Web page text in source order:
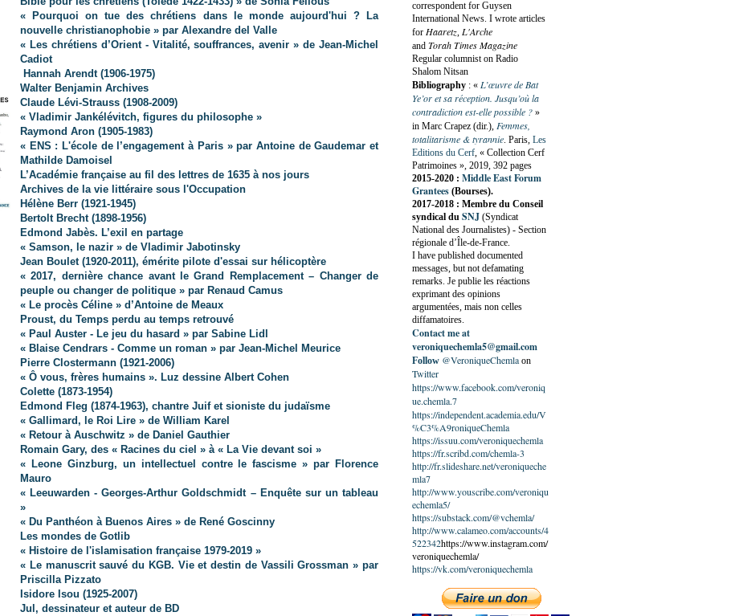
« Pourquoi on tue des chrétiens dans le monde aujourd'hui ? La
nouvelle christianophobie » par Alexandre del Valle
« Les chrétiens d’Orient - Vitalité, souffrances, avenir » de Jean-Michel
Cadiot
Hannah Arendt (1906-1975)
Walter Benjamin Archives
Claude Lévi-Strauss (1908-2009)
« Vladimir Jankélévitch, figures du philosophe »
Raymond Aron (1905-1983)
« ENS : L'école de l’engagement à Paris » par Antoine de Gaudemar et
Mathilde Damoisel
L’Académie française au fil des lettres de 1635 à nos jours
Archives de la vie littéraire sous l'Occupation
Hélène Berr (1921-1945)
Bertolt Brecht (1898-1956)
Edmond Jabès. L’exil en partage
« Samson, le nazir » de Vladimir Jabotinsky
Jean Boulet (1920-2011), émérite pilote d'essai sur hélicoptère
« 2017, dernière chance avant le Grand Remplacement – Changer de
peuple ou changer de politique » par Renaud Camus
« Le procès Céline » d’Antoine de Meaux
Proust, du Temps perdu au temps retrouvé
« Paul Auster - Le jeu du hasard » par Sabine Lidl
« Blaise Cendrars - Comme un roman » par Jean-Michel Meurice
Pierre Clostermann (1921-2006)
« Ô vous, frères humains ». Luz dessine Albert Cohen
Colette (1873-1954)
Edmond Fleg (1874-1963), chantre Juif et sioniste du judaïsme
« Gallimard, le Roi Lire » de William Karel
« Retour à Auschwitz » de Daniel Gauthier
Romain Gary, des « Racines du ciel » à « La Vie devant soi »
« Leone Ginzburg, un intellectuel contre le fascisme » par Florence
Mauro
« Leeuwarden - Georges-Arthur Goldschmidt – Enquête sur un tableau
»
« Du Panthéon à Buenos Aires » de René Goscinny
Les mondes de Gotlib
« Histoire de l'islamisation française 1979-2019 »
« Le manuscrit sauvé du KGB. Vie et destin de Vassili Grossman » par
Priscilla Pizzato
Isidore Isou (1925-2007)
Jul, dessinateur et auteur de BD
correspondent for Guysen
International News. I wrote articles
for Haaretz, L'Arche
and Torah Times Magazine
Regular columnist on Radio
Shalom Nitsan
Bibliography : « L’œuvre de Bat
Ye’or et sa réception. Jusqu’où la
contradiction est-elle possible ? »
in Marc Crapez (dir.), Femmes,
totalitarisme & tyrannie. Paris, Les
Editions du Cerf, « Collection Cerf
Patrimoines », 2019, 392 pages
2015-2020 : Middle East Forum
Grantees (Bourses).
2017-2018 : Membre du Conseil
syndical du SNJ (Syndicat
National des Journalistes) - Section
régionale d’Île-de-France.
I have published documented
messages, but not defamating
remarks. Je publie les réactions
exprimant des opinions
argumentées, mais non celles
diffamatoires.
Contact me at
veroniquechemla5@gmail.com
Follow @VeroniqueChemlaon
Twitter
https://www.facebook.com/veroniq
ue.chemla.7
https://independent.academia.edu/V
%C3%A9roniqueChemla
https://issuu.com/veroniquechemla
https://fr.scribd.com/chemla-3
http://fr.slideshare.net/veroniqueche
mla7
http://www.youscribe.com/veroniqu
echemla5/
https://substack.com/@vchemla/
http://www.calameo.com/accounts/4
522342https://www.instagram.com/
veroniquechemla/
https://vk.com/veroniquechemla